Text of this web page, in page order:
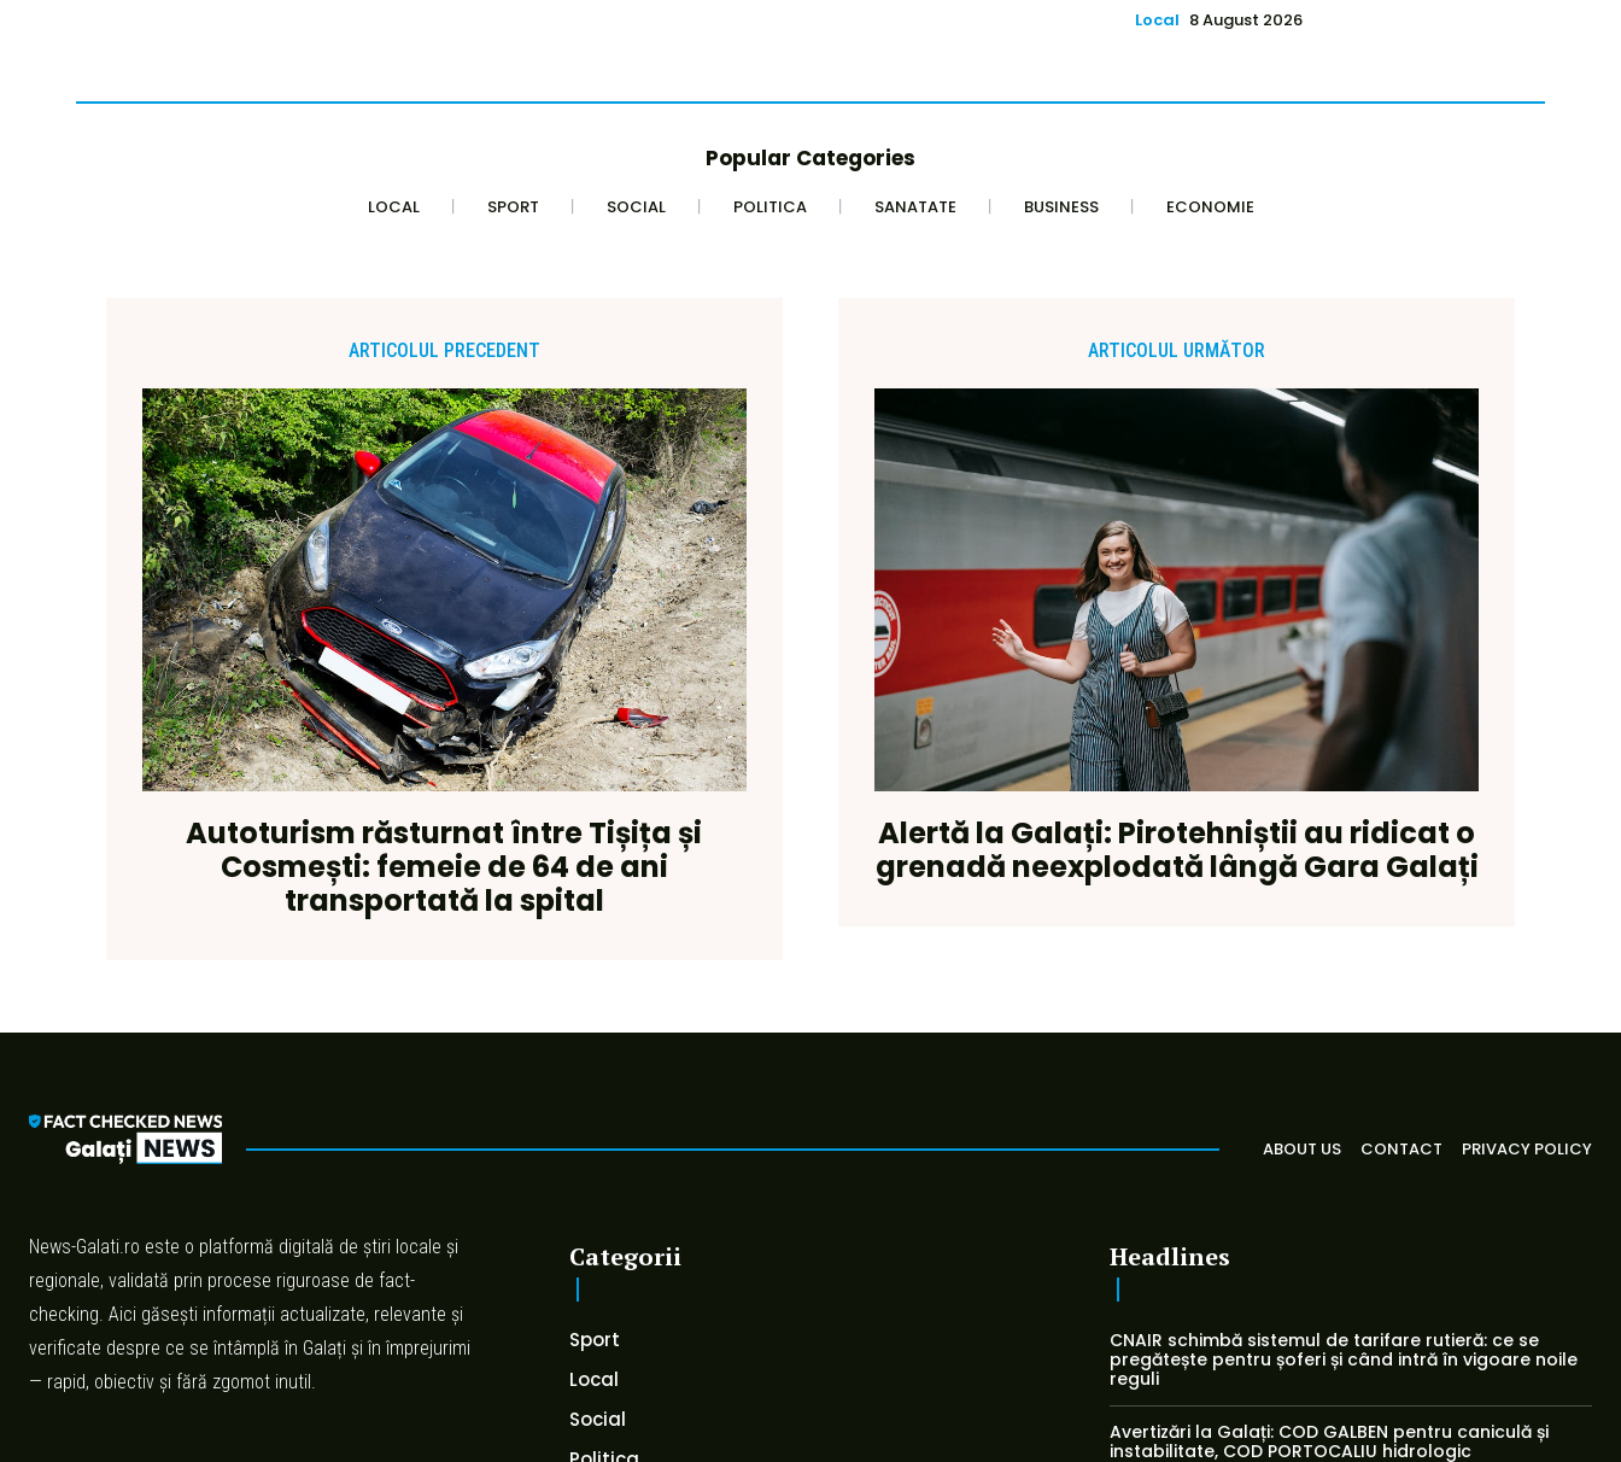
Local 8 August 2026
Popular Categories
LOCAL SPORT SOCIAL POLITICA SANATATE BUSINESS ECONOMIE
ARTICOLUL PRECEDENT
Autoturism răsturnat între Tișița și
Cosmești: femeie de 64 de ani
transportată la spital
ARTICOLUL URMĂTOR
Alertă la Galați: Pirotehniștii au ridicat o
grenadă neexplodată lângă Gara Galați
ABOUT US CONTACT PRIVACY POLICY
News-Galati.ro este o platformă digitală de știri locale și
regionale, validată prin procese riguroase de fact-
checking. Aici găsești informații actualizate, relevante și
verificate despre ce se întâmplă în Galați și în împrejurimi
— rapid, obiectiv și fără zgomot inutil.
Categorii
Sport
Local
Social
Headlines
CNAIR schimbă sistemul de tarifare rutieră: ce se
pregătește pentru șoferi și când intră în vigoare noile
reguli
Avertizări la Galați: COD GALBEN pentru caniculă și
instabilitate, COD PORTOCALIU hidrologic